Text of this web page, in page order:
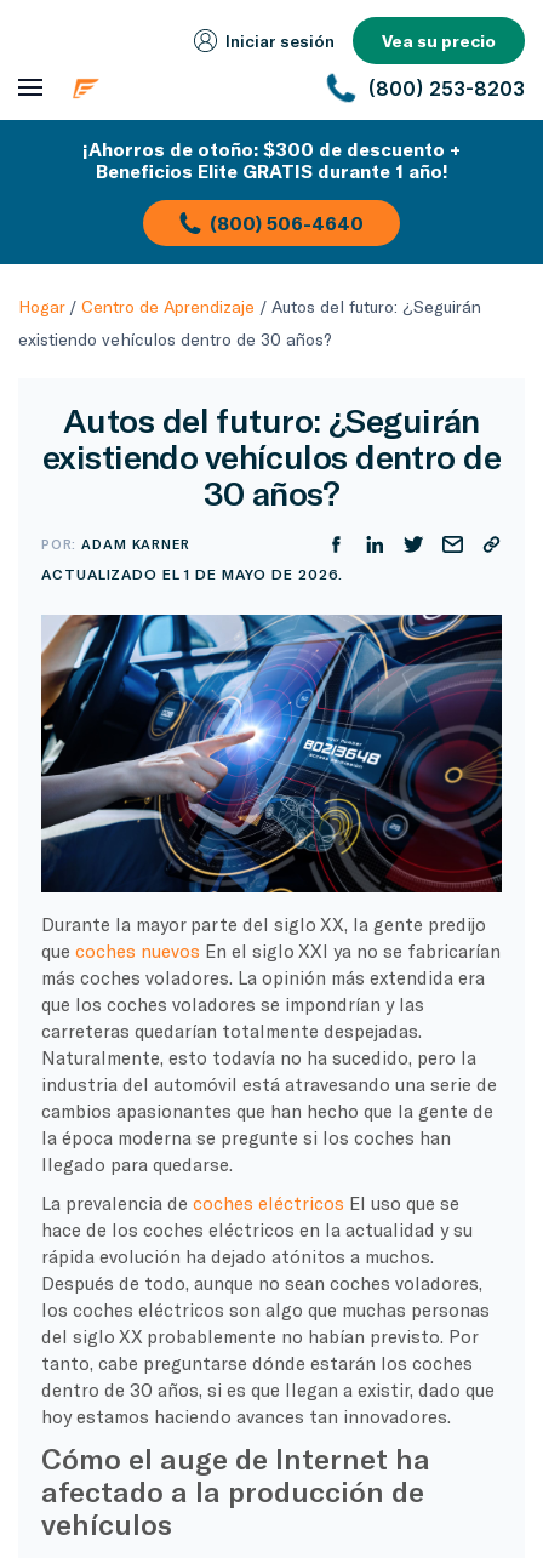
Iniciar sesión Vea su precio
(800) 253-8203
¡Ahorros de otoño: $300 de descuento +
Beneficios Elite GRATIS durante 1 año!
(800) 506-4640
Hogar/ Centro de Aprendizaje / Autos del futuro: ¿Seguirán
existiendo vehículos dentro de 30 años?
Autos del futuro: ¿Seguirán
existiendo vehículos dentro de
30 años?
POR:ADAM KARNER
ACTUALIZADO EL 1 DE MAYO DE 2026.
Durante la mayor parte del siglo XX, la gente predijo
que coches nuevos En el siglo XXI ya no se fabricarían
más coches voladores. La opinión más extendida era
que los coches voladores se impondrían y las
carreteras quedarían totalmente despejadas.
Naturalmente, esto todavía no ha sucedido, pero la
industria del automóvil está atravesando una serie de
cambios apasionantes que han hecho que la gente de
la época moderna se pregunte si los coches han
llegado para quedarse.
La prevalencia de coches eléctricos El uso que se
hace de los coches eléctricos en la actualidad y su
rápida evolución ha dejado atónitos a muchos.
Después de todo, aunque no sean coches voladores,
los coches eléctricos son algo que muchas personas
del siglo XX probablemente no habían previsto. Por
tanto, cabe preguntarse dónde estarán los coches
dentro de 30 años, si es que llegan a existir, dado que
hoy estamos haciendo avances tan innovadores.
Cómo el auge de Internet ha
afectado a la producción de
vehículos